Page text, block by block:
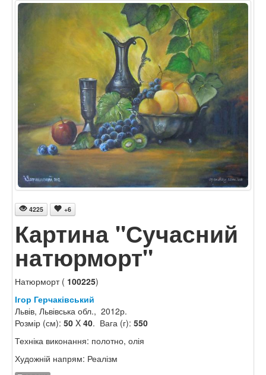
4225 +6
Картина "Сучасний
натюрморт"
Натюрморт ( 100225)
Ігор Герчаківський
Львів, Львівська обл., 2012р.
Розмір (см): 50 X 40. Вага (г): 550
Техніка виконання: полотно, олія
Художній напрям: Реалізм